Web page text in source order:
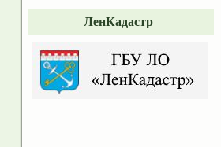
ЛенКадастр